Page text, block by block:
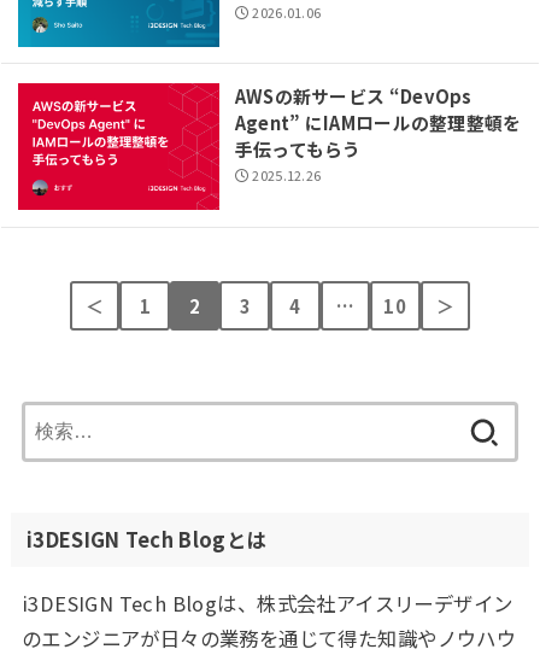
2026.01.06
AWSの新サービス “DevOps
Agent” にIAMロールの整理整頓を
手伝ってもらう
2025.12.26
＜ 1 2 3 4 … 10 ＞
索:
i3DESIGN Tech Blogとは
i3DESIGN Tech Blogは、株式会社アイスリーデザイン
のエンジニアが日々の業務を通じて得た知識やノウハウ